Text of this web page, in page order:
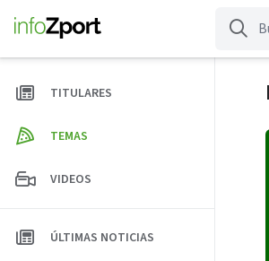
contenido
TITULARES
TEMAS
VIDEOS
ÚLTIMAS NOTICIAS